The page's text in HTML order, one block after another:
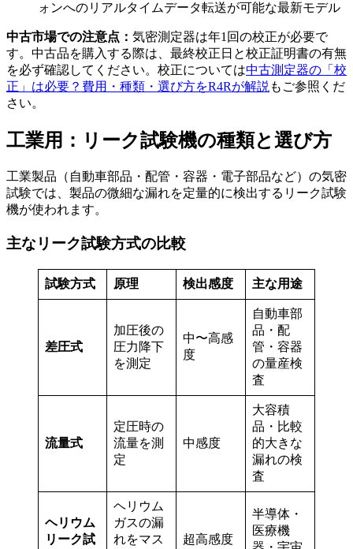
ォンへのリアルタイムデータ転送が可能な最新モデル
中古市場での注意点： 気密測定器は年1回の校正が必要で
す。中古品を購入する際は、最終校正日と校正証明書の有無
を必ず確認してください。校正については中古測定器の「校
正」は必要？費用・種類・選び方をR4Rが解説もご参照くだ
さい。
工業用：リーク試験機の種類と選び方
工業製品（自動車部品・配管・容器・電子部品など）の気密
試験では、製品の微細な漏れを定量的に検出するリーク試験
機が使われます。
主なリーク試験方式の比較
試験方式 原理 検出感度 主な用途
差圧式
加圧後の
圧力降下
を測定
中〜高感
度
自動車部
品・配
管・容器
の量産検
査
流量式
定圧時の
流量を測
定
中感度
大容積
品・比較
的大きな
漏れの検
査
ヘリウム
リーク試
ヘリウム
ガスの漏
れをマス
超高感度
半導体・
医療機